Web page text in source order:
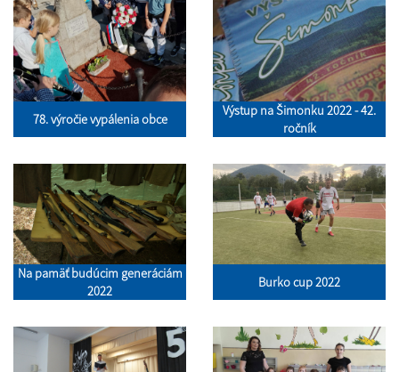
78. výročie vypálenia obce
Výstup na Šimonku 2022 - 42.
ročník
Na pamäť budúcim generáciám
2022
Burko cup 2022